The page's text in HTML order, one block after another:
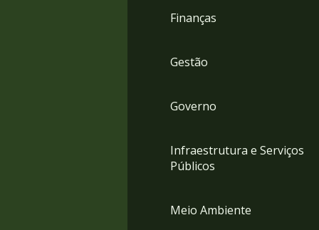
Finanças
Gestão
Governo
Infraestrutura e Serviços
Públicos
Meio Ambiente